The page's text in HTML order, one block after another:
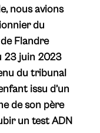
nous avions
du
Flandre
23 juin 2023
du tribunal
issu d’un
de son père
un test ADN